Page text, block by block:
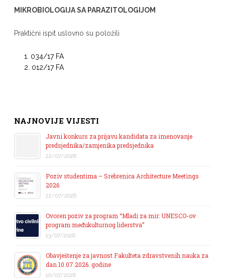
MIKROBIOLOGIJA SA PARAZITOLOGIJOM
Praktični ispit uslovno su položili
034/17 FA
012/17 FA
NAJNOVIJE VIJESTI
Javni konkurs za prijavu kandidata za imenovanje
predsjednika/zamjenika predsjednika
22/07/2026
Poziv studentima – Srebrenica Architecture Meetings
2026
22/07/2026
Ovoren poziv za program “Mladi za mir: UNESCO-ov
program međukulturnog liderstva”
13/07/2026
Obavještenje za javnost Fakulteta zdravstvenih nauka za
dan 10.07.2026. godine
10/07/2026